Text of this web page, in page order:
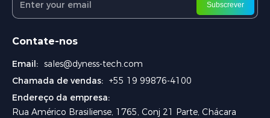
Subscrever
Contate-nos
Email: sales@dyness-tech.com
Chamada de vendas: +55 19 99876-4100
Endereço da empresa:
Rua Américo Brasiliense, 1765, Conj 21 Parte, Chácara